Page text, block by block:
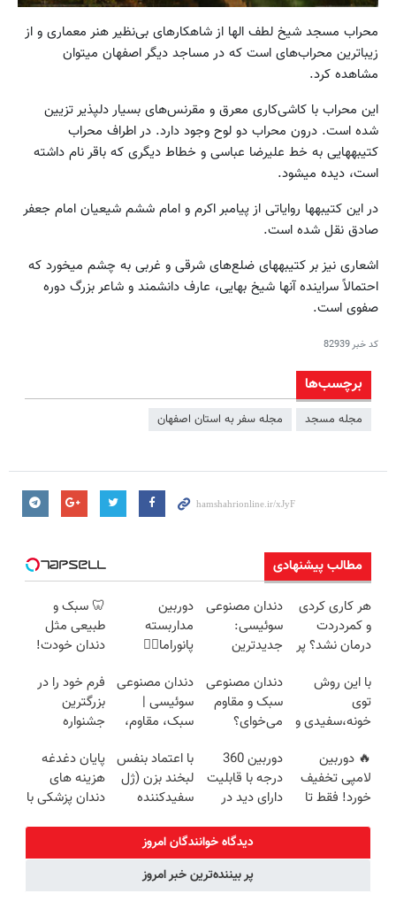
محراب مسجد شیخ لطف الها از شاهکارهای بی‌نظیر هنر معماری و از
زیباترین محراب‌های است که در مساجد دیگر اصفهان می‏توان
مشاهده کرد.
این محراب با کاشی‌کاری معرق و مقرنس‌های بسیار دلپذیر تزیین
شده است. درون محراب دو لوح وجود دارد. در اطراف محراب
کتیبه‏هایی به خط علیرضا عباسی و خطاط دیگری که باقر نام داشته
است، دیده می‏شود.
در این کتیبه‏ها روایاتی از پیامبر اکرم و امام ششم شیعیان امام جعفر
صادق نقل شده است.
اشعاری نیز بر کتیبه‏های ضلع‌های شرقی و غربی به چشم می‏خورد که
احتمالاً سراینده آنها شیخ بهایی، عارف دانشمند و شاعر بزرگ دوره
صفوی است.
کد خبر82939
برچسب‌ها
مجله مسجد مجله سفر به استان اصفهان
مطالب پیشنهادی
هر کاری کردی
و کمردردت
درمان نشد؟ پر
پرسشنامه و
دریافت راه حل
دندان مصنوعی
سوئیسی:
جدیدترین
سبک و مقاوم |
پرداخت قسطی
دوربین
مداربسته
پانوراما👈🏻
360°و سازگار با
اندروید و ios
🦷 سبک و
طبیعی مثل
دندان خودت!
پرداخت
اقساطی 💳 📍
تهران
با این روش
توی
خونه،سفیدی و
برگردون
(40%off)
دندان مصنوعی
سبک و مقاوم
می‌خوای؟
اقساطی هم
داریم!😍 | 📍
تهران
دندان مصنوعی
سوئیسی |
سبک، مقاوم،
رایگان+پرداخت
اقساطی😍
فرم خود را در
بزرگترین
جشنواره
پر کنید ! | فقط
۲۵ میلیون
🔥 دوربین
لامپی تخفیف
خورد! فقط تا
دوربین 360
درجه با قابلیت
دارای دید در
تخفیف بخر!!
با اعتماد بنفس
لبخند بزن (ژل
سفیدکننده
پایان دغدغه
هزینه های
دندان پزشکی با
دیدگاه خوانندگان امروز
پر بیننده‌ترین خبر امروز